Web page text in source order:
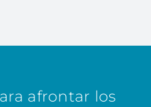
afrontar los